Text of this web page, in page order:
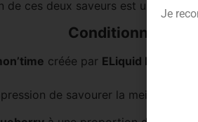
de ces deux saveurs est un pur
Conditionnement
créée par ELiquid France
de savourer la meilleure
Je